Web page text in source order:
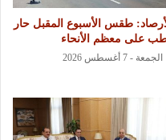
طقس الأسبوع المقبل حار
على معظم الأنحاء
الجمعة - 7 أغسطس 2026